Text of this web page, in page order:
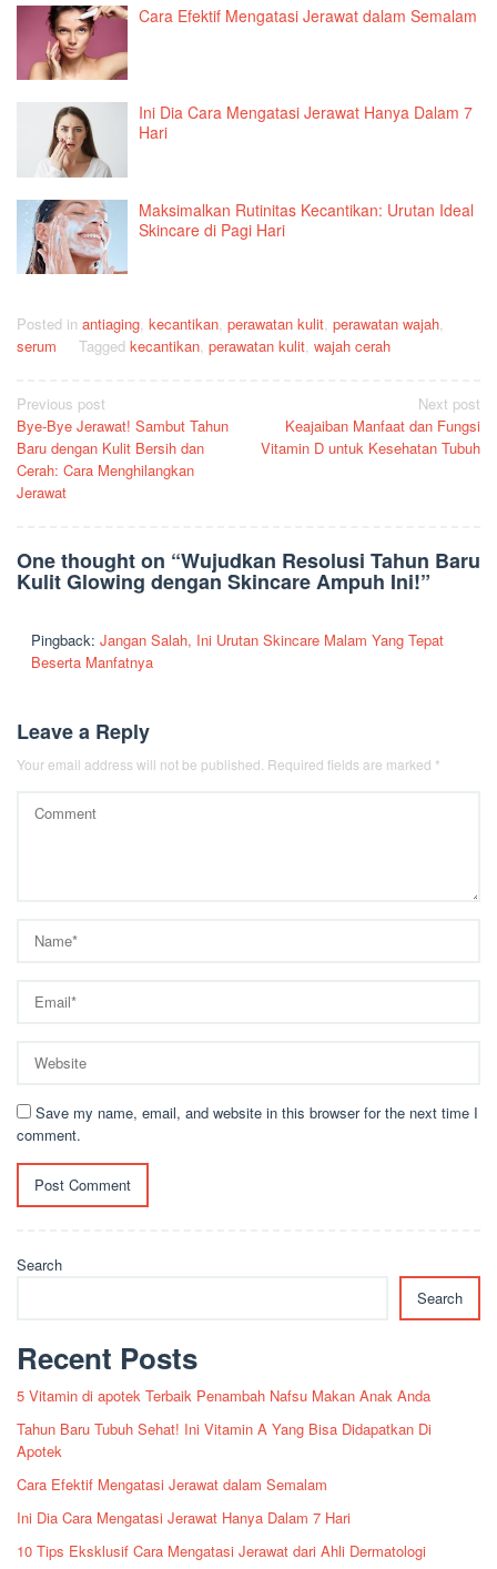
Cara Efektif Mengatasi Jerawat dalam Semalam
Ini Dia Cara Mengatasi Jerawat Hanya Dalam 7
Hari
Maksimalkan Rutinitas Kecantikan: Urutan Ideal
Skincare di Pagi Hari
Posted in antiaging, kecantikan, perawatan kulit, perawatan wajah,
serum
Tagged kecantikan, perawatan kulit, wajah cerah
Post
navigation
Previous post
Bye-Bye Jerawat! Sambut Tahun
Baru dengan Kulit Bersih dan
Cerah: Cara Menghilangkan
Jerawat
Next post
Keajaiban Manfaat dan Fungsi
Vitamin D untuk Kesehatan Tubuh
One thought on “Wujudkan Resolusi Tahun Baru
Kulit Glowing dengan Skincare Ampuh Ini!”
Pingback: Jangan Salah, Ini Urutan Skincare Malam Yang Tepat
Beserta Manfatnya
Leave a Reply
Your email address will not be published. Required fields are marked *
Save my name, email, and website in this browser for the next time I
comment.
Search
Search
Recent Posts
5 Vitamin di apotek Terbaik Penambah Nafsu Makan Anak Anda
Tahun Baru Tubuh Sehat! Ini Vitamin A Yang Bisa Didapatkan Di
Apotek
Cara Efektif Mengatasi Jerawat dalam Semalam
Ini Dia Cara Mengatasi Jerawat Hanya Dalam 7 Hari
10 Tips Eksklusif Cara Mengatasi Jerawat dari Ahli Dermatologi